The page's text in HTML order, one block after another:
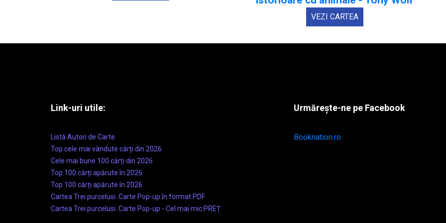
VEZI CARTEA
Link-uri utile:
Listă Autori de Carte
Top cele mai vândute cărți din 2026
Cele mai bune 100 cărți din 2026
Top 100 cărți apărute în 2026
Top 100 cărți apărute în 2026
Cartea Trei purcelusi. Carte Pop-up în format PDF
Cartea Trei purcelusi. Carte Pop-up - Cel mai mic PREȚ
Urmărește-ne pe Facebook
Booknation.ro